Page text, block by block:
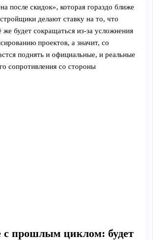
после скидок», которая гораздо ближе
делают ставку на то, что
же будет сокращаться из-за усложнения
проектов, а значит, со
поднять и официальные, и реальные
сопротивления со стороны
с прошлым циклом: будет